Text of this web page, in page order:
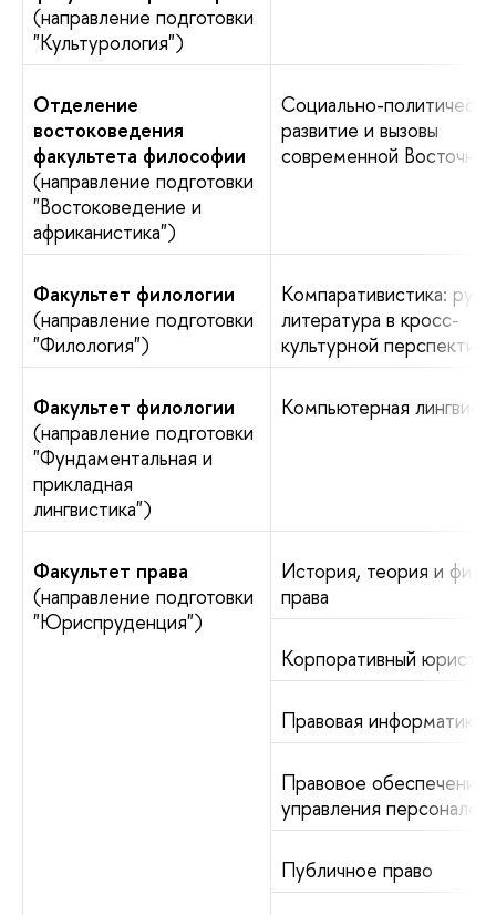
(направление подготовки
"Культурология")
Отделение
востоковедения
факультета философии
(направление подготовки
"Востоковедение и
африканистика")
Социально-
развитие и вызовы
современной
Факультет филологии
(направление подготовки
"Филология")
Компаративистика:
литература в кросс-
культурной перспективе
Факультет филологии
(направление подготовки
"Фундаментальная и
прикладная
лингвистика")
Компьютерная
Факультет права
(направление подготовки
"Юриспруденция")
История, теория и
права
Корпоративный юрист
Правовая информатика
Правовое обеспечение
управления персоналом
Публичное право